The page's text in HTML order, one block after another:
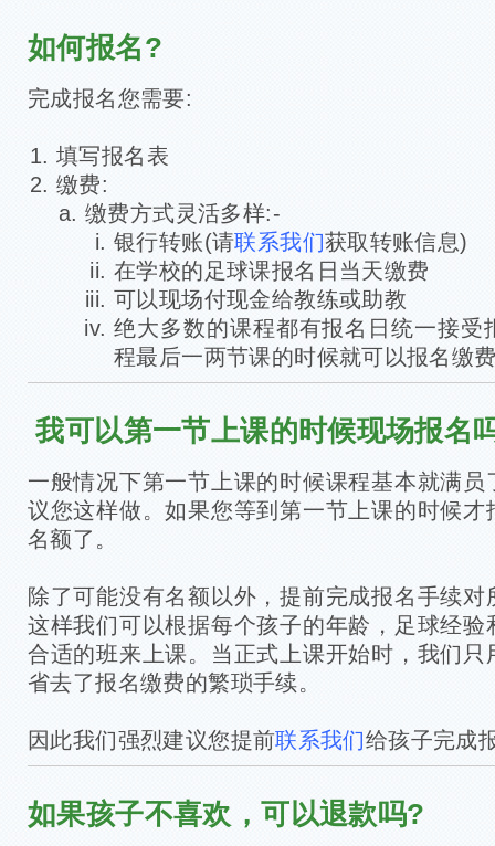
如何报名?
完成报名您需要:
填写报名表
缴费:
缴费方式灵活多样:-
银行转账(请联系我们获取转账信息)
在学校的足球课报名日当天缴费
可以现场付现金给教练或助教
绝大多数的课程都有报名日统一接受
程最后一两节课的时候就可以报名缴
我可以第一节上课的时候现场报名
一般情况下第一节上课的时候课程基本就满
议您这样做。如果您等到第一节上课的时候
名额了。
除了可能没有名额以外，提前完成报名手续
这样我们可以根据每个孩子的年龄，足球经
合适的班来上课。当正式上课开始时，我们
省去了报名缴费的繁琐手续。
因此我们强烈建议您提前联系我们给孩子完成
如果孩子不喜欢，可以退款吗?